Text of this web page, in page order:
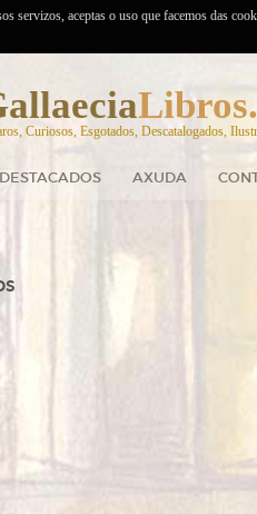
Curiosos, Esgotados, Descatalogados,
DESTACADOS AXUDA
servizos, aceptas o uso que facemos das